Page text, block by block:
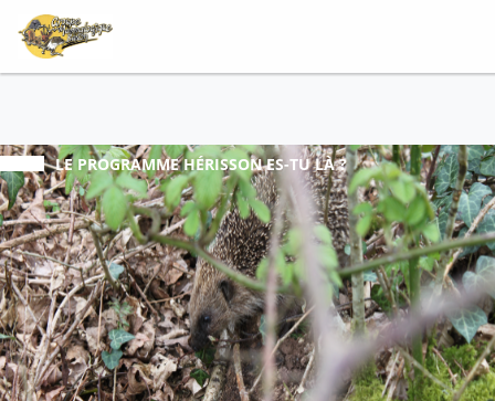
LE PROGRAMMEHÉRISSON ES-TU LÀ ?